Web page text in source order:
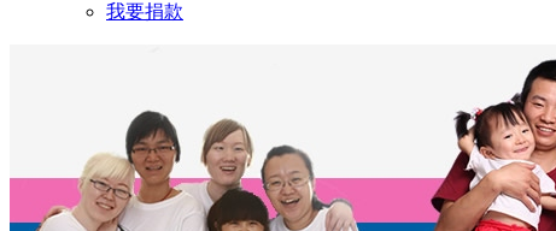
我要捐款